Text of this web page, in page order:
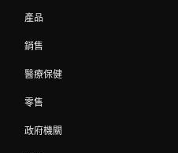
產品
銷售
醫療保健
零售
政府機關